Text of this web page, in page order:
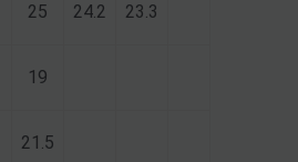
25 24.2 23.3
19
21.5